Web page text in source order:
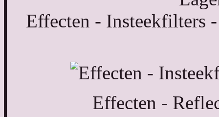
Effecten - Insteekfilters
Effecten -